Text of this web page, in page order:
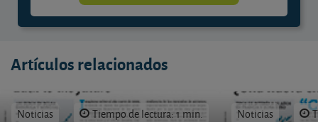
Artículos relacionados
Noticias Tiempo de lectura: 1 min. Noticias